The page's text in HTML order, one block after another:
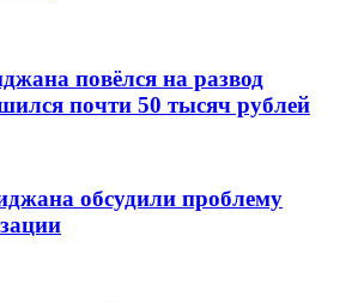
повёлся на развод
почти 50 тысяч рублей
обсудили проблему